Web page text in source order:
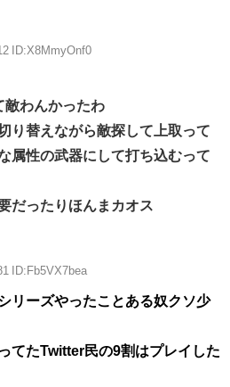
ID:X8MmyOnf0
敵わんかったわ
り替えながら敵探して上取って
属性の武器にして打ち込むって
だったりほんまカオス
ID:Fb5VX7bea
リーズやったことある奴クソ少
てたTwitter民の9割はプレイした